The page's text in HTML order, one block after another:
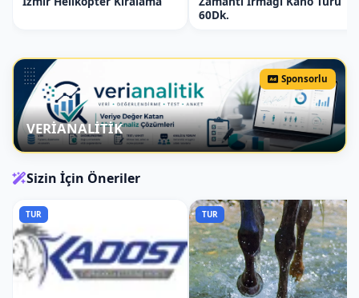
ücretlendirilir. Lüks mekanlarda veya
olabilir.
Tabak kahvaltı kaç kişilik servis
edilir?
Tabak kahvaltı genellikle kişi başı servis
edilir. Ancak, bazı yerlerde ikili veya
daha büyük gruplar için de sunum
Tabak kahvaltı için rezervasyon
gerekli midir?
Bazı popüler restoranlar ve kafeler,
özellikle hafta sonları ve tatil
60Dk.
Sponsorlu
VERİANALİTİK
Sizin İçin Öneriler
TUR TUR